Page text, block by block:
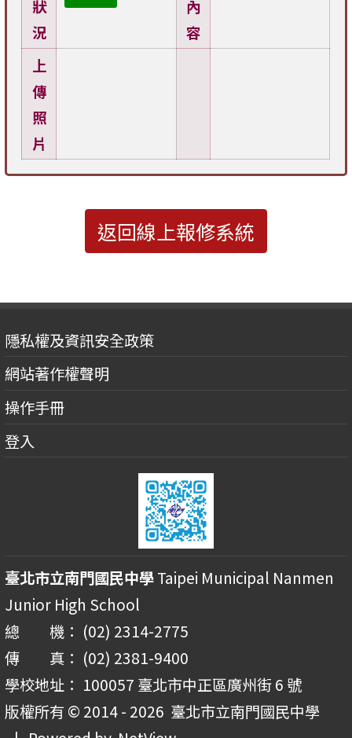
狀
況
內
容
上
傳
照
片
返回線上報修系統
隱私權及資訊安全政策
網站著作權聲明
操作手冊
登入
臺北市立南門國民中學Taipei Municipal Nanmen
Junior High School
總 機： (02) 2314-2775
傳 真： (02) 2381-9400
學校地址： 100057 臺北市中正區廣州街 6 號
版權所有 © 2014 - 2026 臺北市立南門國民中學